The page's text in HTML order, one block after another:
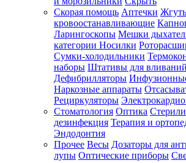
Скорая помощь Аптечки
кровоостанавливающие
Ларингоскопы Мешки
категории Носилки
Сумки-холодильники
наборы Штативы для вливаний
Дефибрилляторы
Наркозные аппараты
Рециркуляторы
Стоматология Оптика
дезинфекция Терапия и
Эндодонтия
Прочее Весы Дозаторы для
лупы Оптические приборы